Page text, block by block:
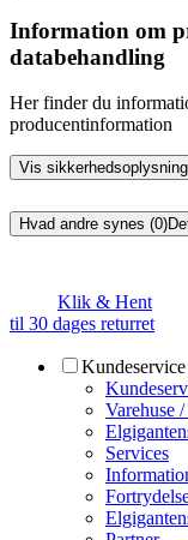
Information om
databehandling
Her finder du
producentinformation
Vis
Hvad andre synes (0)
Klik & Hent
til 30 dages returret
Kundeservice
Varehuse
Services